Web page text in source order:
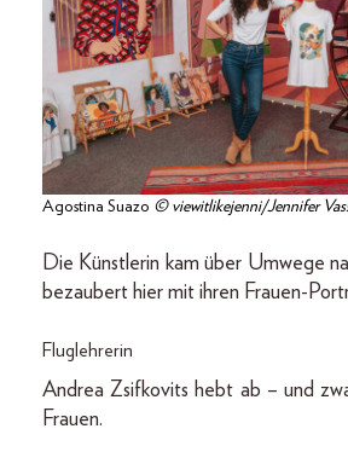
Agostina Suazo © viewitlikejenni/Jennifer
Die Künstlerin kam über Umwege
bezaubert hier mit ihren Frauen-
Fluglehrerin
Andrea Zsifkovits hebt ab – und
Frauen.